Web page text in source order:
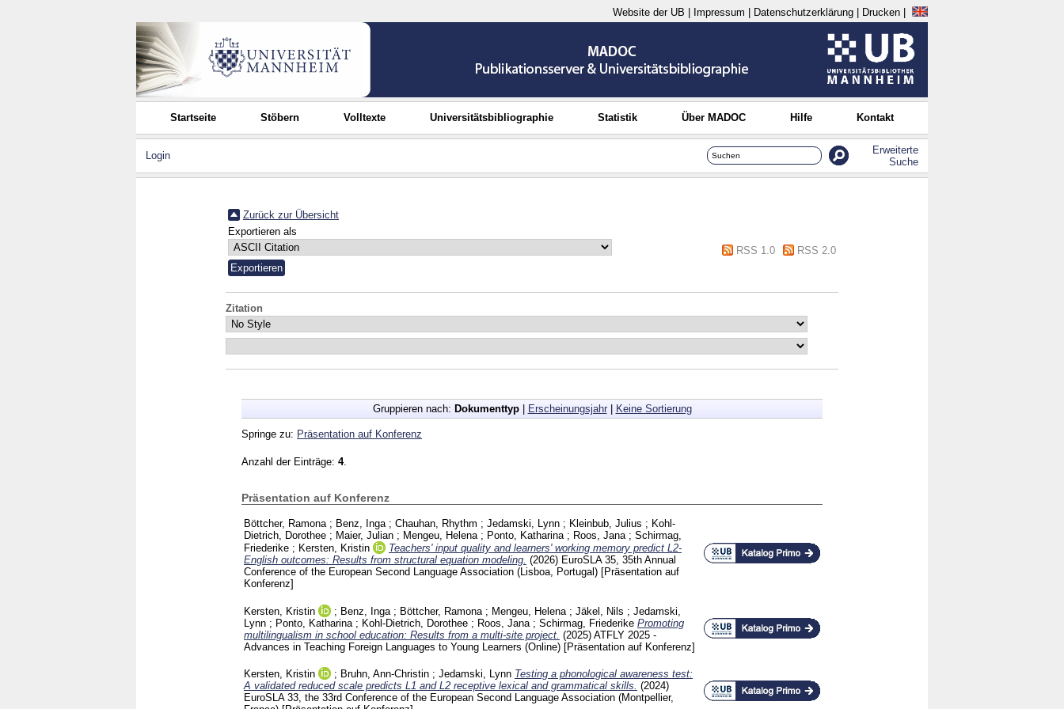
Website der UB Impressum Datenschutzerklärung Drucken
Startseite Stöbern Volltexte Universitätsbibliographie Statistik Über MADOC Hilfe Kontakt
Login
Erweiterte
Suche
Zurück zur Übersicht
Exportieren als
RSS 1.0
RSS 2.0
Zitation
Gruppieren nach: Dokumenttyp| Erscheinungsjahr| Keine Sortierung
Springe zu: Präsentation auf Konferenz
Anzahl der Einträge: 4.
Präsentation auf Konferenz
Böttcher, Ramona ; Benz, Inga ; Chauhan, Rhythm ; Jedamski, Lynn ; Kleinbub, Julius ; Kohl-
Dietrich, Dorothee ; Maier, Julian ; Mengeu, Helena ; Ponto, Katharina ; Roos, Jana ; Schirmag,
Friederike ; Kersten, Kristin
Teachers' input quality and learners' working memory predict L2-
English outcomes: Results from structural equation modeling. (2026) EuroSLA 35, 35th Annual
Conference of the European Second Language Association (Lisboa, Portugal) [Präsentation auf
Konferenz]
Kersten, Kristin ; Benz, Inga ; Böttcher, Ramona ; Mengeu, Helena ; Jäkel, Nils ; Jedamski,
Lynn ; Ponto, Katharina ; Kohl-Dietrich, Dorothee ; Roos, Jana ; Schirmag, Friederike Promoting
multilingualism in school education: Results from a multi-site project. (2025) ATFLY 2025 -
Advances in Teaching Foreign Languages to Young Learners (Online) [Präsentation auf Konferenz]
Kersten, Kristin ; Bruhn, Ann-Christin ; Jedamski, Lynn Testing a phonological awareness test:
A validated reduced scale predicts L1 and L2 receptive lexical and grammatical skills. (2024)
EuroSLA 33, the 33rd Conference of the European Second Language Association (Montpellier,